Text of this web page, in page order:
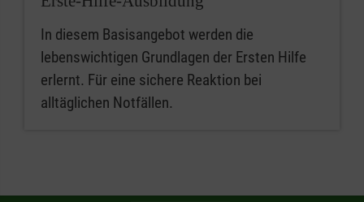
In diesem Basisangebot werden die
lebenswichtigen Grundlagen der Ersten Hilfe
erlernt. Für eine sichere Reaktion bei
alltäglichen Notfällen.